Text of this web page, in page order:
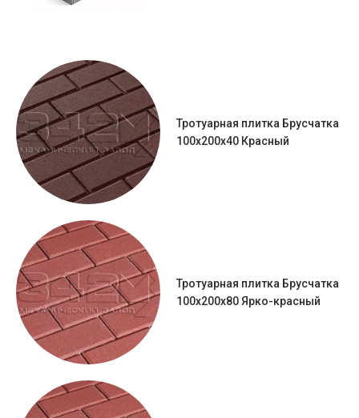
Тротуарная плитка Брусчатка
100х200х40 Красный
Тротуарная плитка Брусчатка
100х200х80 Ярко-красный